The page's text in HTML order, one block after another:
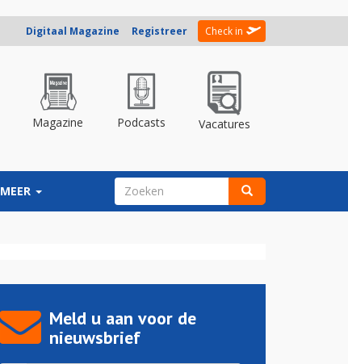
Digitaal Magazine Registreer Check in
Magazine Podcasts Vacatures
MEER ZOEKVELD
Meld u aan voor de
nieuwsbrief